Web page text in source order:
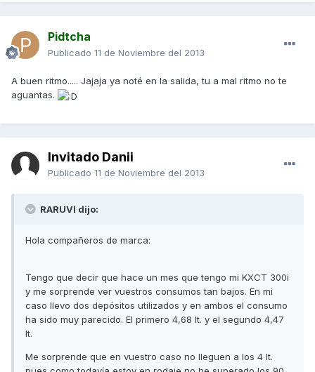
Pidtcha
Publicado 11 de Noviembre del 2013
A buen ritmo..... Jajaja ya noté en la salida, tu a mal ritmo no te
aguantas.
Invitado Danii
Publicado 11 de Noviembre del 2013
RARUVI dijo:
Hola compañeros de marca:
Tengo que decir que hace un mes que tengo mi KXCT 300i
y me sorprende ver vuestros consumos tan bajos. En mi
caso llevo dos depósitos utilizados y en ambos el consumo
ha sido muy parecido. El primero 4,68 lt. y el segundo 4,47
lt.
Me sorprende que en vuestro caso no lleguen a los 4 lt.